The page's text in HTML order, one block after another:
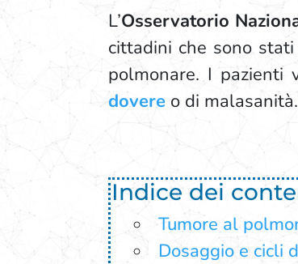
L’Osservatorio
cittadini che sono stati
polmonare. I pazienti
dovere o di malasanità.
Indice dei
Tumore al
Dosaggio e cicli